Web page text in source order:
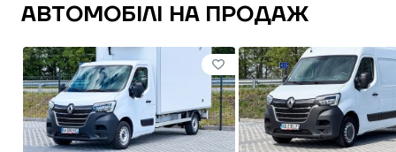
АВТОМОБІЛІ НА ПРОДАЖ